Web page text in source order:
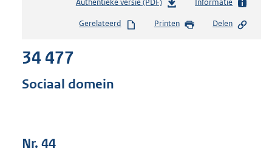
Authentieke versie (PDF)b
s
Informatie
Gerelateerd Printen Delen
34 477
Sociaal domein
Nr. 44